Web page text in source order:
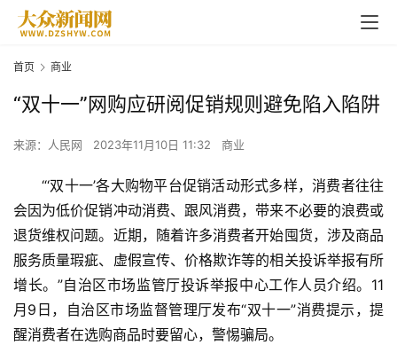
首页 商业
“双十一”网购应研阅促销规则避免陷入陷阱
来源：人民网 2023年11月10日 11:32 商业
“‘双十一’各大购物平台促销活动形式多样，消费者往往
会因为低价促销冲动消费、跟风消费，带来不必要的浪费或
退货维权问题。近期，随着许多消费者开始囤货，涉及商品
服务质量瑕疵、虚假宣传、价格欺诈等的相关投诉举报有所
增长。”自治区市场监管厅投诉举报中心工作人员介绍。11
月9日，自治区市场监督管理厅发布“双十一”消费提示，提
醒消费者在选购商品时要留心，警惕骗局。